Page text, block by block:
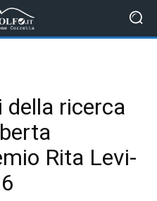
ricerca
Rita Levi-